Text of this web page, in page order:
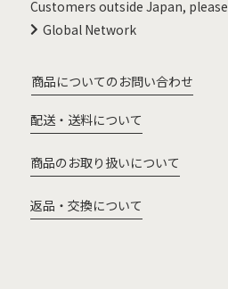
Customers outside Japan,
Global Network
商品についてのお問い合わせ
配送・送料について
商品のお取り扱いについて
返品・交換について